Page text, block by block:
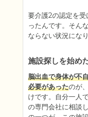
要介護2の認定を
ったんです。そん
ならない状況になり
施設探しを始め
脳出血で身体が不
必要があったのが
けです。自分一人
の専門会社に相談